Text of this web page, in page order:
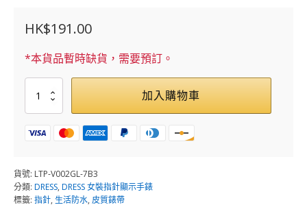
HK$191.00
*本貨品暫時缺貨，需要預訂。
LTP-
V002GL-
7B3
數
加入購物車
貨號: LTP-V002GL-7B3
分類: DRESS, DRESS 女裝指針顯示手錶
標籤: 指針, 生活防水, 皮質錶帶